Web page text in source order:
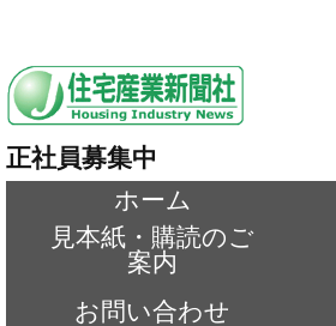
正社員募集中
ホーム
見本紙・購読のご
案内
お問い合わせ